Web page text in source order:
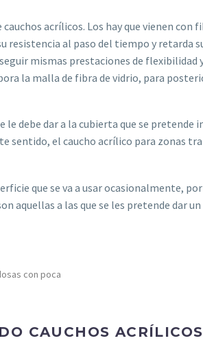
acrílicos. Los hay que vienen con
al paso del tiempo y retarda
mismas prestaciones de flexibilidad
la malla de fibra de vidrio, para
le debe dar a la cubierta que se pretende
sentido, el caucho acrílico para zonas
que se va a usar ocasionalmente,
aquellas a las que se les pretende dar
con poca
CAUCHOS